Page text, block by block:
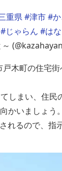
重県#津市#
#じゃらん #は
木町の住宅
しまい、住民
かいましょう。
るので、指